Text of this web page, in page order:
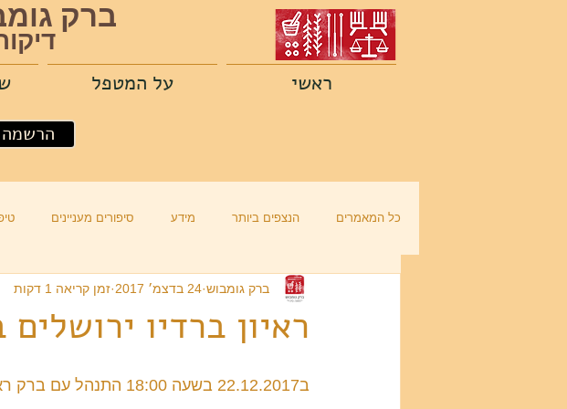
ברק
ראשי על המטפל
הרשמה
כל המאמרים הנצפים ביותר מידע סיפורים מעניינים
ראיון ברדיו
ברק גומבוש 24 בדצמ׳ 2017 זמן קריאה 1 דקות
ב22.12.2017 בשעה 18:00 התנהל עם ברק ראיון ברדיו והנה הוא לפניכם: